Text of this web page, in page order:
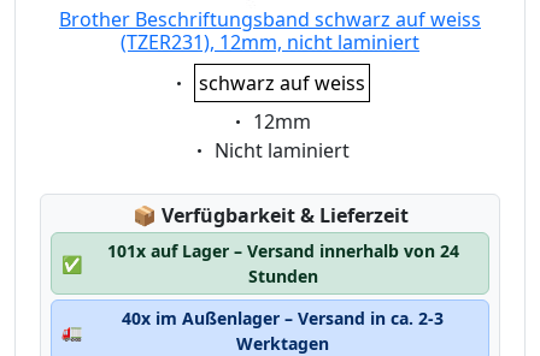
Brother Beschriftungsband schwarz auf weiss
(TZER231), 12mm, nicht laminiert
Eigenschaft:
schwarz auf weiss
Eigenschaft:
12mm
Eigenschaft:
Nicht laminiert
📦 Lagerstatus:
Verfügbarkeit & Lieferzeit
✅
101x auf Lager – Versand innerhalb von 24
Stunden
🚛
40x im Außenlager – Versand in ca. 2-3
Werktagen